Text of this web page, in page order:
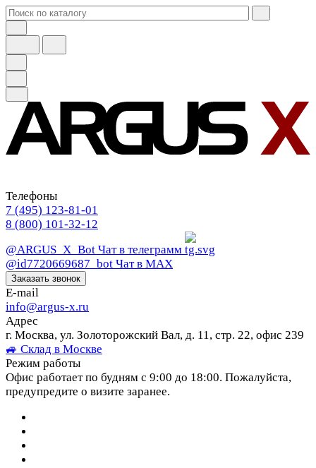
Телефоны
7 (495) 123-81-01
8 (800) 101-32-12
@ARGUS_X_Bot Чат в телеграмм
@id7720669687_bot Чат в МАХ
Заказать звонок
E-mail
info@argus-x.ru
Адрес
г. Москва, ул. Золоторожский Вал, д. 11, стр. 22, офис 239
🚙 Склад в Москве
Режим работы
Офис работает по будням с 9:00 до 18:00. Пожалуйста,
предупредите о визите заранее.